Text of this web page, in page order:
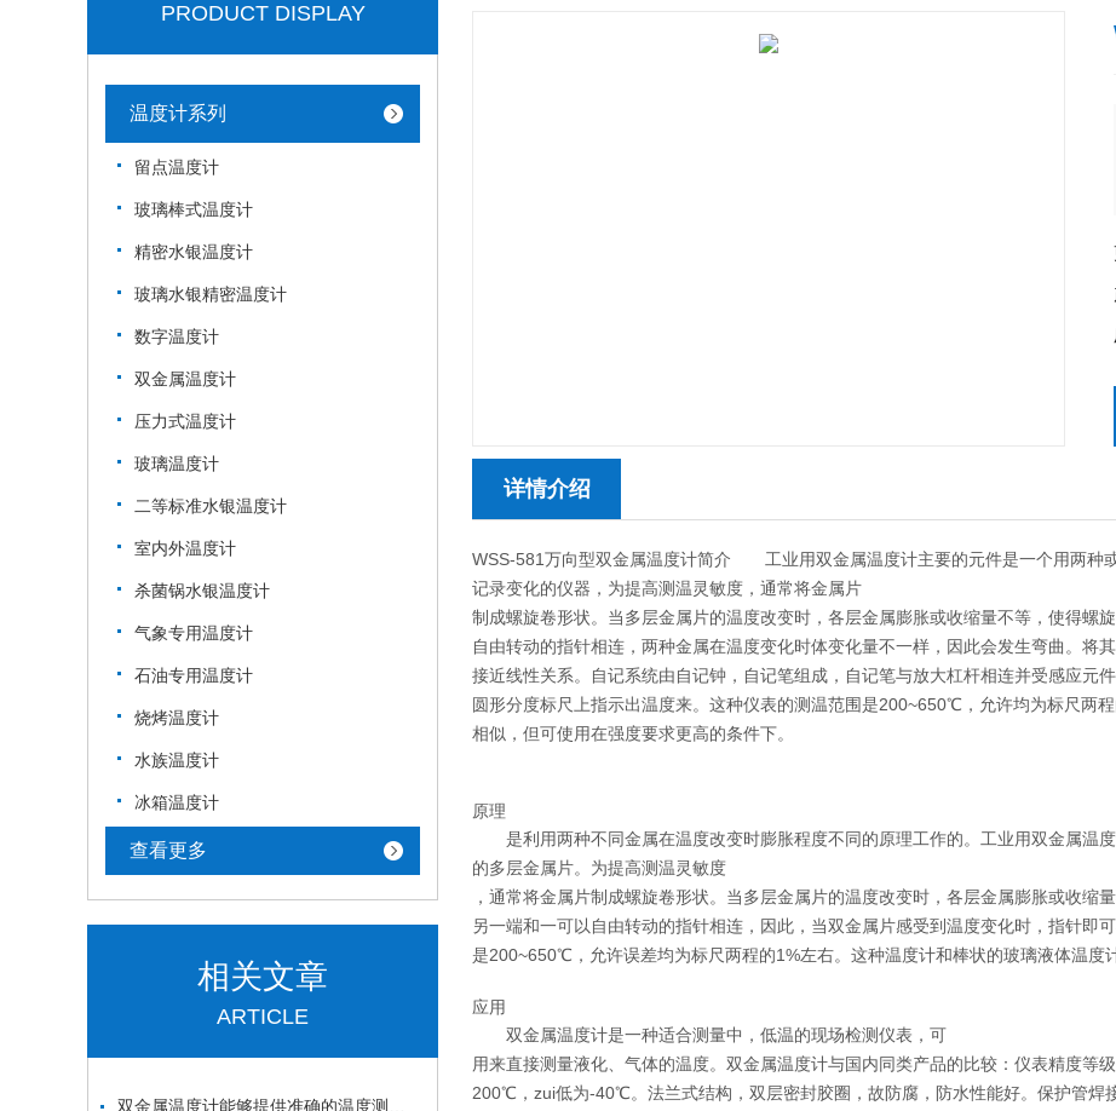
PRODUCT DISPLAY
温度计系列
留点温度计
玻璃棒式温度计
精密水银温度计
玻璃水银精密温度计
数字温度计
双金属温度计
压力式温度计
玻璃温度计
二等标准水银温度计
室内外温度计
杀菌锅水银温度计
气象专用温度计
石油专用温度计
烧烤温度计
水族温度计
冰箱温度计
查看更多
相关文章
ARTICLE
详情介绍
WSS-581万向型双金属温度计简介 工业用双金属温度计主要的元件是一个用两种
记录变化的仪器，为提高测温灵敏度，通常将金属片
制成螺旋卷形状。当多层金属片的温度改变时，各层金属膨胀或收缩量不等，使得螺
自由转动的指针相连，两种金属在温度变化时体变化量不一样，因此会发生弯曲。将
接近线性关系。自记系统由自记钟，自记笔组成，自记笔与放大杠杆相连并受感应元
圆形分度标尺上指示出温度来。这种仪表的测温范围是200~650℃，允许均为标尺两
相似，但可使用在强度要求更高的条件下。
原理
是利用两种不同金属在温度改变时膨胀程度不同的原理工作的。工业用双金属温
的多层金属片。为提高测温灵敏度
，通常将金属片制成螺旋卷形状。当多层金属片的温度改变时，各层金属膨胀或收缩
另一端和一可以自由转动的指针相连，因此，当双金属片感受到温度变化时，指针即
是200~650℃，允许误差均为标尺两程的1%左右。这种温度计和棒状的玻璃液体温度
应用
双金属温度计是一种适合测量中，低温的现场检测仪表，可
用来直接测量液化、气体的温度。双金属温度计与国内同类产品的比较：仪表精度等
200℃，zui低为-40℃。法兰式结构，双层密封胶圈，故防腐，防水性能好。保护管焊